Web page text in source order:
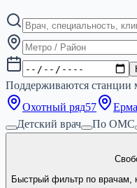
Поддерживаются станции
Охотный ряд57
Детский врач
По ОМС
Быстрый фильтр по врачам,